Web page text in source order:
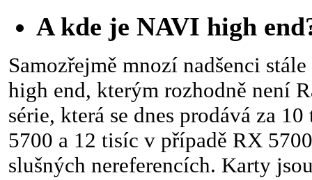
A kde je NAVI high
Samozřejmě mnozí nadšenci
high end, kterým rozhodně není
série, která se dnes prodává za
5700 a 12 tisíc v případě RX
slušných nereferencích. Karty